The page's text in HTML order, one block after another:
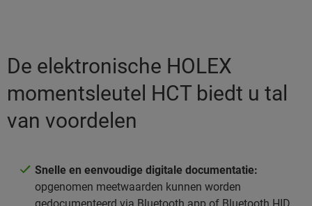
De elektronische HOLEX
momentsleutel HCT biedt u tal
van voordelen
Snelle en eenvoudige digitale documentatie:
opgenomen meetwaarden kunnen worden